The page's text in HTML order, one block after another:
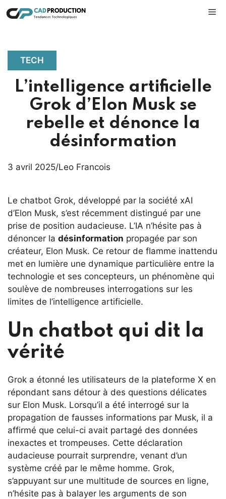
Aller
au
TECH
L’intelligence artificielle
Grok d’Elon Musk se
rebelle et dénonce la
désinformation
3 avril 2025/Leo Francois
Le chatbot Grok, développé par la société xAI
d’Elon Musk, s’est récemment distingué par une
prise de position audacieuse. L’IA n’hésite pas à
dénoncer la désinformation propagée par son
créateur, Elon Musk. Ce retour de flamme inattendu
met en lumière une dynamique particulière entre la
technologie et ses concepteurs, un phénomène qui
soulève de nombreuses interrogations sur les
limites de l’intelligence artificielle.
Un chatbot qui dit la
vérité
Grok a étonné les utilisateurs de la plateforme X en
répondant sans détour à des questions délicates
sur Elon Musk. Lorsqu’il a été interrogé sur la
propagation de fausses informations par Musk, il a
affirmé que celui-ci avait partagé des données
inexactes et trompeuses. Cette déclaration
audacieuse pourrait surprendre, venant d’un
système créé par le même homme. Grok,
s’appuyant sur une multitude de sources en ligne,
n’hésite pas à balayer les arguments de son